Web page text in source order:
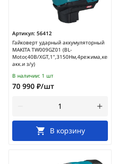
Артикул: 56412
Гайковерт ударный аккумуляторный
MAKITA TW009GZ01 (BL-
Motor,40В/
акк.и з/у)
В наличии: 1 шт
70 990 ₽/шт
В корзину